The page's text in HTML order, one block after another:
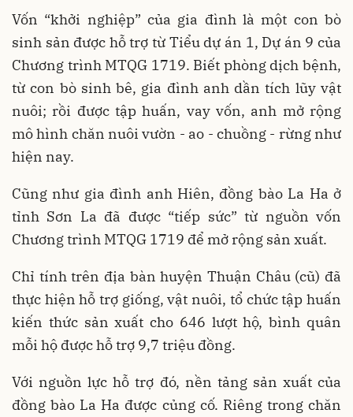
Vốn “khởi nghiệp” của gia đình là một con bò
sinh sản được hỗ trợ từ Tiểu dự án 1, Dự án 9 của
Chương trình MTQG 1719. Biết phòng dịch bệnh,
từ con bò sinh bê, gia đình anh dần tích lũy vật
nuôi; rồi được tập huấn, vay vốn, anh mở rộng
mô hình chăn nuôi vườn - ao - chuồng - rừng như
hiện nay.
Cũng như gia đình anh Hiên, đồng bào La Ha ở
tỉnh Sơn La đã được “tiếp sức” từ nguồn vốn
Chương trình MTQG 1719 để mở rộng sản xuất.
Chỉ tính trên địa bàn huyện Thuận Châu (cũ) đã
thực hiện hỗ trợ giống, vật nuôi, tổ chức tập huấn
kiến thức sản xuất cho 646 lượt hộ, bình quân
mỗi hộ được hỗ trợ 9,7 triệu đồng.
Với nguồn lực hỗ trợ đó, nền tảng sản xuất của
đồng bào La Ha được củng cố. Riêng trong chăn